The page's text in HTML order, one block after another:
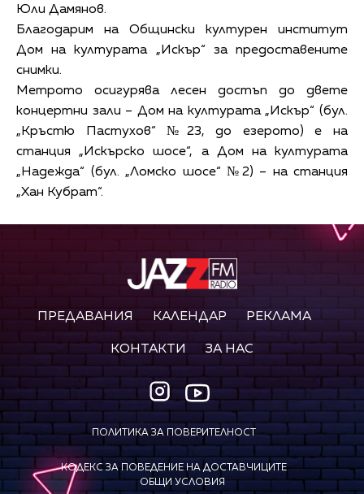
Юли Дамянов.
Благодарим на Общински културен институт
Дом на културата „Искър“ за предоставените
снимки.
Метрото осигурява лесен достъп до двете
концертни зали – Дом на културата „Искър“ (бул.
„Кръстю Пастухов“ №23, до езерото) е на
станция „Искърско шосе“, а Дом на културата
„Надежда“ (бул. „Ломско шосе“ №2) – на станция
„Хан Кубрат“.
ПРЕДАВАНИЯ КАЛЕНДАР РЕКЛАМА
КОНТАКТИ ЗА НАС
ПОЛИТИКА ЗА ПОВЕРИТЕЛНОСТ
КОДЕКС ЗА ПОВЕДЕНИЕ НА ДОСТАВЧИЦИТЕ
ОБЩИ УСЛОВИЯ